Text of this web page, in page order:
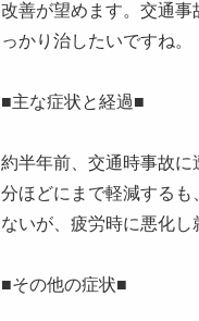
改善が望めます。交通
っかり治したいですね。
■主な症状と経過■
約半年前、交通時事故
分ほどにまで軽減する
ないが、疲労時に悪化
■その他の症状■